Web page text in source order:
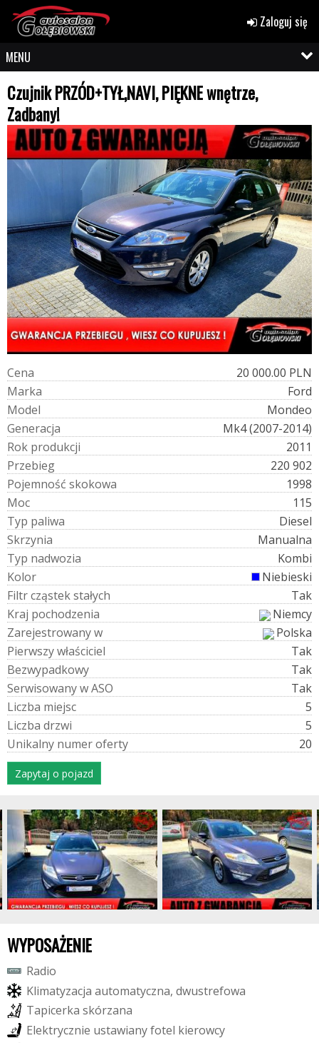
Zaloguj się
MENU
Czujnik PRZÓD+TYŁ,NAVI, PIĘKNE wnętrze,
Zadbany!
Cena
20 000.00 PLN
Marka
Ford
Model
Mondeo
Generacja
Mk4 (2007-2014)
Rok produkcji
2011
Przebieg
220 902
Pojemność skokowa
1998
Moc
115
Typ paliwa
Diesel
Skrzynia
Manualna
Typ nadwozia
Kombi
Kolor
Niebieski
Filtrcząstekstałych
Tak
Kraj pochodzenia
Niemcy
Zarejestrowanyw
Polska
Pierwszywłaściciel
Tak
Bezwypadkowy
Tak
SerwisowanywASO
Tak
Liczba miejsc
5
Liczba drzwi
5
Unikalny numeroferty 20
Zapytaj o pojazd
WYPOSAŻENIE
Radio
Klimatyzacja automatyczna, dwustrefowa
Tapicerka skórzana
Elektrycznie ustawianyfotel kierowcy